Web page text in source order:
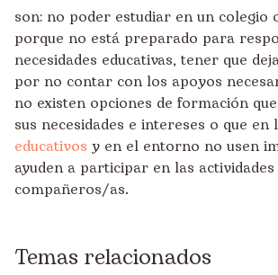
son: no poder estudiar en un colegio
porque no está preparado para
necesidades educativas, tener que
por no contar con los apoyos
no existen opciones de formación
sus necesidades e intereses o que en
educativos y en el entorno no usen
ayuden a participar en las
compañeros/as.
Temas relacionados